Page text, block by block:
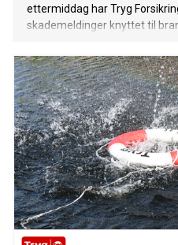
ettermiddag har Tryg
skademeldinger knyttet til